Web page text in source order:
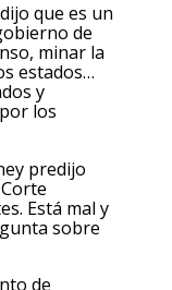
que es un
de
minar la
estados…
y
los
predijo
Está mal y
sobre
de